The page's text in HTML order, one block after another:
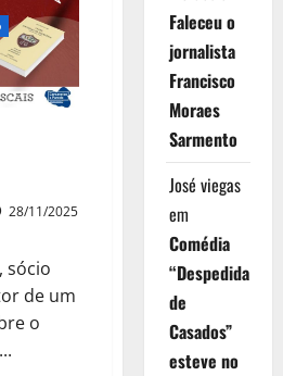
28/11/2025
sócio
de um
o
Faleceu o
jornalista
Francisco
Moraes
Sarmento
José viegas
em
Comédia
“Despedida
de
Casados”
esteve no